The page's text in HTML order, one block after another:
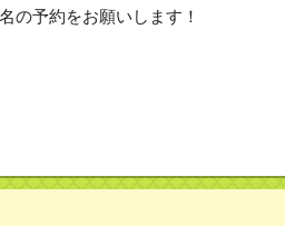
の予約をお願いします！